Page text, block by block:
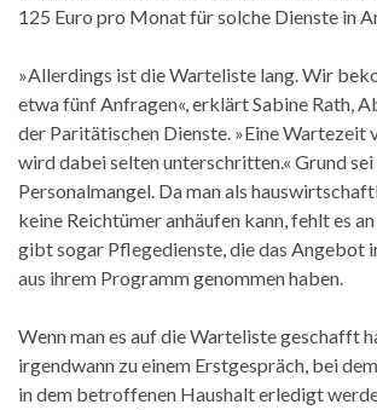
125 Euro pro Monat für solche Dienste in
»Allerdings ist die Warteliste lang. Wir
etwa fünf Anfragen«, erklärt Sabine Rath,
der Paritätischen Dienste. »Eine Wartezeit
wird dabei selten unterschritten.« Grund
Personalmangel. Da man als
keine Reichtümer anhäufen kann, fehlt es
gibt sogar Pflegedienste, die das Angebot
aus ihrem Programm genommen haben.
Wenn man es auf die Warteliste geschafft
irgendwann zu einem Erstgespräch, bei
in dem betroffenen Haushalt erledigt